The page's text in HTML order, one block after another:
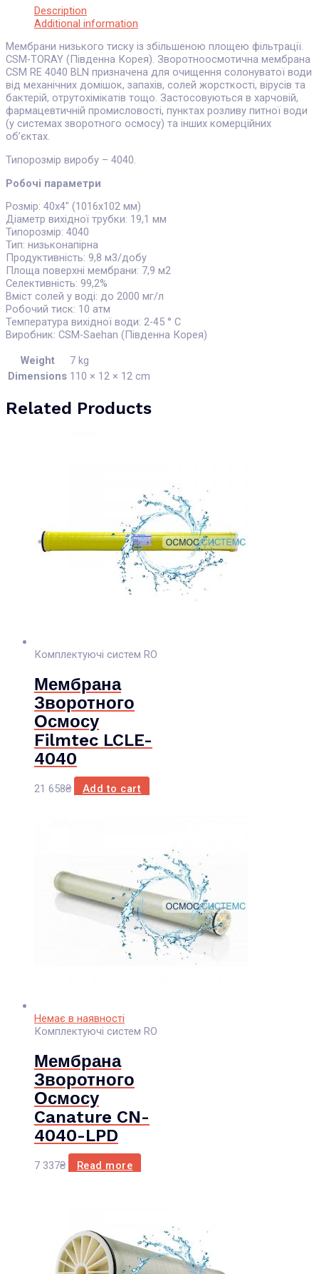
Description
Additional information
Мембрани низького тиску із збільшеною площею фільтрації.
CSM-TORAY (Південна Корея). Зворотноосмотична мембрана
CSM RE 4040 BLN призначена для очищення солонуватої води
від механічних домішок, запахів, солей жорсткості, вірусів та
бактерій, отрутохімікатів тощо. Застосовуються в харчовій,
фармацевтичній промисловості, пунктах розливу питної води
(у системах зворотного осмосу) та інших комерційних
об’єктах.
Типорозмір виробу – 4040.
Робочі параметри
Розмір: 40х4″ (1016х102 мм)
Діаметр вихідної трубки: 19,1 мм
Типорозмір: 4040
Тип: низьконапірна
Продуктивність: 9,8 м3/добу
Площа поверхні мембрани: 7,9 м2
Селективність: 99,2%
Вміст солей у воді: до 2000 мг/л
Робочий тиск: 10 атм
Температура вихідної води: 2-45 ° С
Виробник: CSM-Saehan (Південна Корея)
Weight
7 kg
Dimensions 110 × 12 × 12 cm
Related Products
Комплектуючі систем RO
Мембрана
Зворотного
Осмосу
Filmtec LCLE-
4040
21 658₴ Add to cart
Немає в наявності
Комплектуючі систем RO
Мембрана
Зворотного
Осмосу
Canature CN-
4040-LPD
7 337₴ Read more